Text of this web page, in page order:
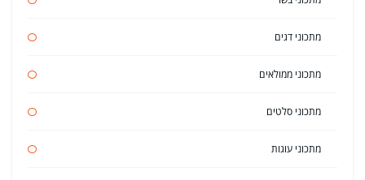
מתכוני דגים
מתכוני ממולאים
מתכוני סלטים
מתכוני עוגות